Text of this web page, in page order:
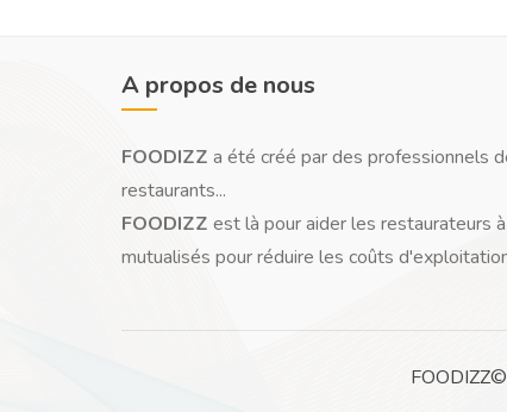
A propos de nous
FOODIZZ a été créé par des professionnels
restaurants...
FOODIZZ est là pour aider les restaurateurs
mutualisés pour réduire les coûts